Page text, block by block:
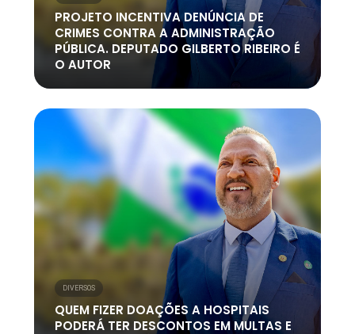
PROJETO INCENTIVA DENÚNCIA DE
CRIMES CONTRA A ADMINISTRAÇÃO
PÚBLICA. DEPUTADO GILBERTO RIBEIRO É
O AUTOR
DIVERSOS
QUEM FIZER DOAÇÕES A HOSPITAIS
PODERÁ TER DESCONTOS EM MULTAS E